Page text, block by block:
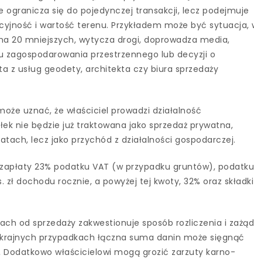
ogranicza się do pojedynczej transakcji, lecz podejmuje
i wartość terenu. Przykładem może być sytuacja,
20 mniejszych, wytycza drogi, doprowadza media,
przestrzennego lub decyzji o
z usług geodety, architekta czy biura sprzedaży
uznać, że właściciel prowadzi działalność
nie będzie już traktowana jako sprzedaż prywatna,
lecz jako przychód z działalności gospodarczej.
23% podatku VAT (w przypadku gruntów), podatku
zł dochodu rocznie, a powyżej tej kwoty, 32% oraz składki
od sprzedaży zakwestionuje sposób rozliczenia i
przypadkach łączna suma danin może sięgnąć
właścicielowi mogą grozić zarzuty karno-